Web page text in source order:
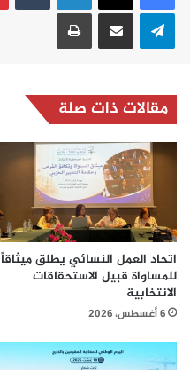
تيلقرام مشاركة عبر البريد طباعة
مقالات ذات صلة
اتحاد العمل النسائي يطلق ميثاقاً
للمساواة قبيل الاستحقاقات
الانتخابية
6 أغسطس، 2026